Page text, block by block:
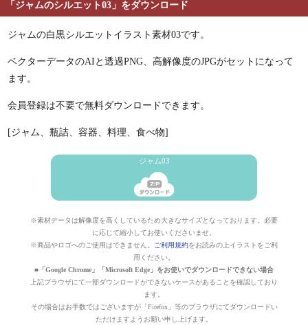
「ジャムのシルエット03」をダウンロード
ジャムの白黒シルエットイラスト素材03です。
ベクターデータのAIと透過PNG、高解像度のJPGがセットになって
ます。
会員登録は不要で無料ダウンロードできます。
[ジャム、瓶詰、容器、料理、食べ物]
ジャム03
※素材データは解像度を高くしているため大きなサイズとなっております。必要
に応じて縮小してお使いくださいませ。
※商品やロゴへのご使用はできません。
ご利用規約をお読みの上イラストをご利
用ください。
■「Google Chrome」「Microsoft Edge」をお使いでダウンロードできない場合
上記ブラウザにて一部ダウンロードができないケースがあることを確認しており
ます。
その場合はお手数ではございますが「Firefox」等のブラウザにてダウンロードい
ただけますようお願い申し上げます。